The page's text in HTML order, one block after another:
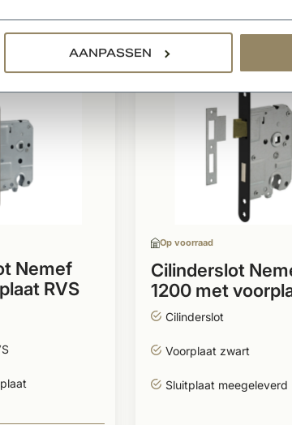
AANPASSEN
producten
Nemef
RVS
Op voorraad
Cilinderslot
1200 met
zwart
Cilinderslot
Voorplaat zwart
Sluitplaat meegeleverd